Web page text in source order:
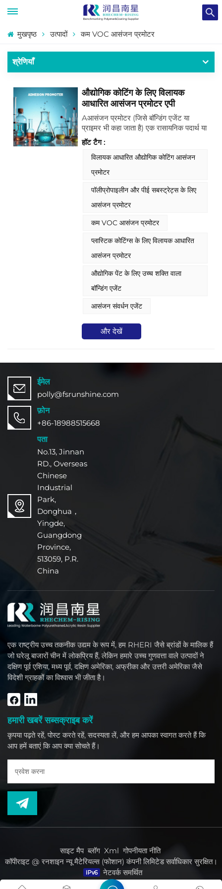
मुखपृष्ठ उत्पादों कम VOC आसंजन प्रमोटर
श्रेणियाँ
औद्योगिक कोटिंग के लिए विलायक
आधारित आसंजन प्रमोटर एपी
Aआसंजन प्रमोटर (जिसे बॉन्डिंग एजेंट या
प्राइमर भी कहा जाता है) एक रासायनिक पदार्थ या
लेप है जिसे दो असमान पदार्थों, जैसे कि किसी
सब्सट्रेट (जैसे, धातु, प्लास्टिक, लकड़ी या काँच)
और उसके बाद बनने वाले लेप, चिपकने वाले पदार्थ
या स्याही के बीच बंधन शक्ति बढ़ाने के लिए
डिज़ाइन किया गया है। यह एक सेतु का काम करता
है, जो सतह की खराब अनुकूलता को दूर करता है
जिससे अन्यथा छिलने, परत उखड़ने या कमज़ोर
आसंजन की समस्या हो सकती है।
हॉट टैग :
विलायक आधारित औद्योगिक कोटिंग आसंजन
प्रमोटर
पॉलीप्रोपाइलीन और पीई सबस्ट्रेट्स के लिए
आसंजन प्रमोटर
कम VOC आसंजन प्रमोटर
प्लास्टिक कोटिंग्स के लिए विलायक आधारित
आसंजन प्रमोटर
औद्योगिक पेंट के लिए उच्च शक्ति वाला
बॉन्डिंग एजेंट
आसंजन संवर्धन एजेंट
और देखें
ईमेल
polly@fsrunshine.com
फ़ोन
+86-18988515668
पता
No.13, Jinnan
RD., Overseas
Chinese
Industrial
Park,
Donghua，
Yingde,
Guangdong
Province,
513059, P.R.
China
एक राष्ट्रीय उच्च तकनीक उद्यम के रूप में, हम RHERI जैसे ब्रांडों के मालिक हैं
जो घरेलू बाजारों चीन में लोकप्रिय हैं, लेकिन हमारे उच्च गुणवत्ता वाले उत्पादों ने
दक्षिण पूर्व एशिया, मध्य पूर्व, दक्षिण अमेरिका, अफ्रीका और उत्तरी अमेरिका जैसे
विदेशी ग्राहकों का विश्वास भी जीता है।
हमारी खबरें सब्सक्राइब करें
कृपया पढ़ते रहें, पोस्ट करते रहें, सदस्यता लें, और हम आपका स्वागत करते हैं कि
आप हमें बताएं कि आप क्या सोचते हैं।
साइट मैप ब्लॉग Xml गोपनीयता नीति
कॉपीराइट @ रनशाइन न्यू मैटेरियल्स (फोशान) कंपनी लिमिटेड सर्वाधिकार सुरक्षित।
नेटवर्क समर्थित